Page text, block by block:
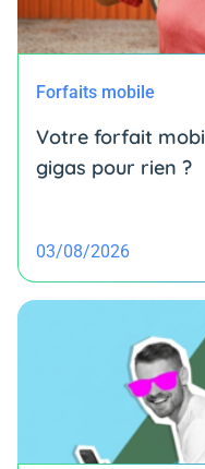
Forfaits mobile
Votre forfait
gigas pour rien ?
03/08/2026